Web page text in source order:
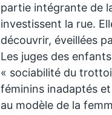
partie intégrante de
investissent la rue.
découvrir, éveillées
Les juges des
« sociabilité du
féminins inadaptés
au modèle de la